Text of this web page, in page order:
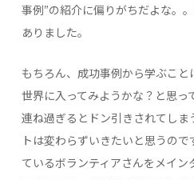
事例”の紹介に偏りがちだよな。
ありました。
もちろん、成功事例から学ぶこ
世界に入ってみようかな？と思っ
連ね過ぎるとドン引きされてしま
トは変わらずいきたいと思うの
ているボランティアさんをメイ